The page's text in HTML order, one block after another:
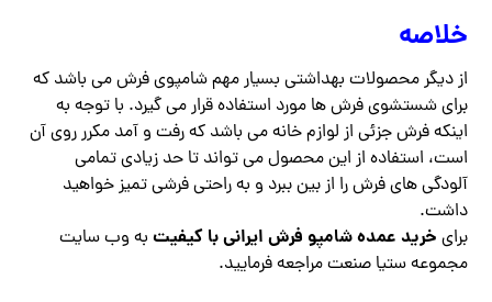
خلاصه
از دیگر محصولات بهداشتی بسیار مهم شامپوی فرش می باشد که
برای شستشوی فرش ها مورد استفاده قرار می گیرد. با توجه به
اینکه فرش جزئی از لوازم خانه می باشد که رفت و آمد مکرر روی آن
است، استفاده از این محصول می تواند تا حد زیادی تمامی
آلودگی های فرش را از بین ببرد و به راحتی فرشی تمیز خواهید
داشت.
برای خرید عمده شامپو فرش ایرانی با کیفیت به وب سایت
مجموعه ستیا صنعت مراجعه فرمایید.